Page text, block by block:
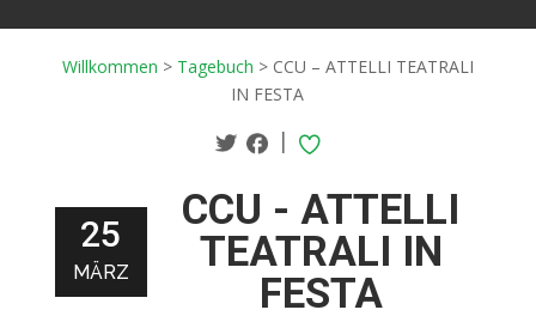
Willkommen > Tagebuch > CCU – ATTELLI TEATRALI
IN FESTA
|
25
MÄRZ
CCU - ATTELLI
TEATRALI IN
FESTA